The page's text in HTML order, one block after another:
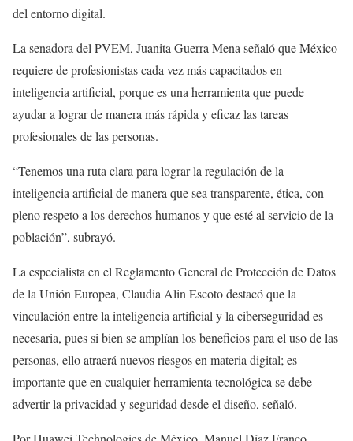
del entorno digital.
La senadora del PVEM, Juanita Guerra Mena señaló que México
requiere de profesionistas cada vez más capacitados en
inteligencia artificial, porque es una herramienta que puede
ayudar a lograr de manera más rápida y eficaz las tareas
profesionales de las personas.
“Tenemos una ruta clara para lograr la regulación de la
inteligencia artificial de manera que sea transparente, ética, con
pleno respeto a los derechos humanos y que esté al servicio de la
población”, subrayó.
La especialista en el Reglamento General de Protección de Datos
de la Unión Europea, Claudia Alin Escoto destacó que la
vinculación entre la inteligencia artificial y la ciberseguridad es
necesaria, pues si bien se amplían los beneficios para el uso de las
personas, ello atraerá nuevos riesgos en materia digital; es
importante que en cualquier herramienta tecnológica se debe
advertir la privacidad y seguridad desde el diseño, señaló.